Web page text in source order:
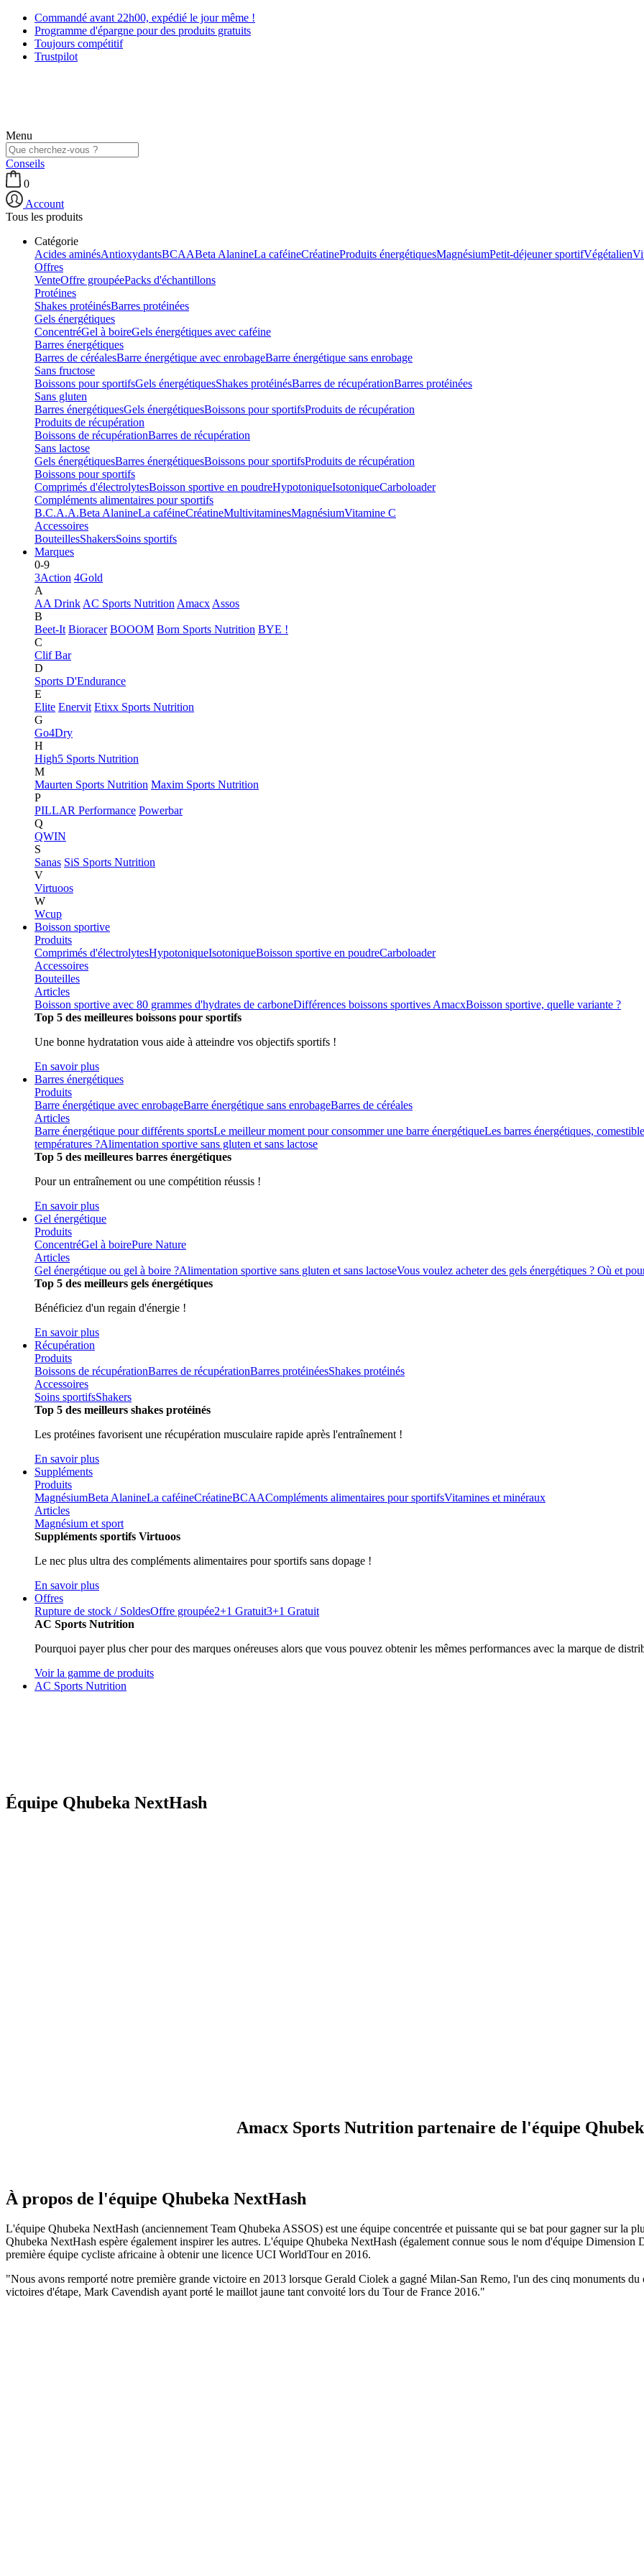
Commandé avant 22h00, expédié le jour même !
Programme d'épargne pour des produits gratuits
Toujours compétitif
Trustpilot
Menu
Conseils
0
Account
Tous les produits
Catégorie
Acides aminésAntioxydantsBCAABeta AlanineLa caféineCréatineProduits énergétiquesMagnésiumPetit-déjeuner sportifVégétalien
Offres
VenteOffre groupéePacks d'échantillons
Protéines
Shakes protéinésBarres protéinées
Gels énergétiques
ConcentréGel à boireGels énergétiques avec caféine
Barres énergétiques
Barres de céréalesBarre énergétique avec enrobageBarre énergétique sans enrobage
Sans fructose
Boissons pour sportifsGels énergétiquesShakes protéinésBarres de récupérationBarres protéinées
Sans gluten
Barres énergétiquesGels énergétiquesBoissons pour sportifsProduits de récupération
Produits de récupération
Boissons de récupérationBarres de récupération
Sans lactose
Gels énergétiquesBarres énergétiquesBoissons pour sportifsProduits de récupération
Boissons pour sportifs
Comprimés d'électrolytesBoisson sportive en poudreHypotoniqueIsotoniqueCarboloader
Compléments alimentaires pour sportifs
B.C.A.A.Beta AlanineLa caféineCréatineMultivitaminesMagnésiumVitamine C
Accessoires
BouteillesShakersSoins sportifs
Marques
0-9
3Action 4Gold
A
AA Drink AC Sports Nutrition Amacx Assos
B
Beet-It Bioracer BOOOM Born Sports Nutrition BYE !
C
Clif Bar
D
Sports D'Endurance
E
Elite Enervit Etixx Sports Nutrition
G
Go4Dry
H
High5 Sports Nutrition
M
Maurten Sports Nutrition Maxim Sports Nutrition
P
PILLAR Performance Powerbar
Q
QWIN
S
Sanas SiS Sports Nutrition
V
Virtuoos
W
Wcup
Boisson sportive
Produits
Comprimés d'électrolytesHypotoniqueIsotoniqueBoisson sportive en poudreCarboloader
Accessoires
Bouteilles
Articles
Boisson sportive avec 80 grammes d'hydrates de carboneDifférences boissons sportives AmacxBoisson sportive, quelle variante ?
Top 5 des meilleures boissons pour sportifs
Une bonne hydratation vous aide à atteindre vos objectifs sportifs !
En savoir plus
Barres énergétiques
Produits
Barre énergétique avec enrobageBarre énergétique sans enrobageBarres de céréales
Articles
Barre énergétique pour différents sportsLe meilleur moment pour consommer une barre énergétiqueLes barres énergétiques,
températures ?Alimentation sportive sans gluten et sans lactose
Top 5 des meilleures barres énergétiques
Pour un entraînement ou une compétition réussis !
En savoir plus
Gel énergétique
Produits
ConcentréGel à boirePure Nature
Articles
Gel énergétique ou gel à boire ?Alimentation sportive sans gluten et sans lactoseVous voulez acheter des gels énergétiques ? Où et
Top 5 des meilleurs gels énergétiques
Bénéficiez d'un regain d'énergie !
En savoir plus
Récupération
Produits
Boissons de récupérationBarres de récupérationBarres protéinéesShakes protéinés
Accessoires
Soins sportifsShakers
Top 5 des meilleurs shakes protéinés
Les protéines favorisent une récupération musculaire rapide après l'entraînement !
En savoir plus
Suppléments
Produits
MagnésiumBeta AlanineLa caféineCréatineBCAACompléments alimentaires pour sportifsVitamines et minéraux
Articles
Magnésium et sport
Suppléments sportifs Virtuoos
Le nec plus ultra des compléments alimentaires pour sportifs sans dopage !
En savoir plus
Offres
Rupture de stock / SoldesOffre groupée2+1 Gratuit3+1 Gratuit
AC Sports Nutrition
Pourquoi payer plus cher pour des marques onéreuses alors que vous pouvez obtenir les mêmes performances avec la marque de
Voir la gamme de produits
AC Sports Nutrition
Équipe Qhubeka NextHash
Amacx Sports Nutrition partenaire de l'équipe
À propos de l'équipe Qhubeka NextHash
L'équipe Qhubeka NextHash (anciennement Team Qhubeka ASSOS) est une équipe concentrée et puissante qui se bat pour gagner sur la
Qhubeka NextHash espère également inspirer les autres. L'équipe Qhubeka NextHash (également connue sous le nom d'équipe
première équipe cycliste africaine à obtenir une licence UCI WorldTour en 2016.
"Nous avons remporté notre première grande victoire en 2013 lorsque Gerald Ciolek a gagné Milan-San Remo, l'un des cinq monuments
victoires d'étape, Mark Cavendish ayant porté le maillot jaune tant convoité lors du Tour de France 2016."